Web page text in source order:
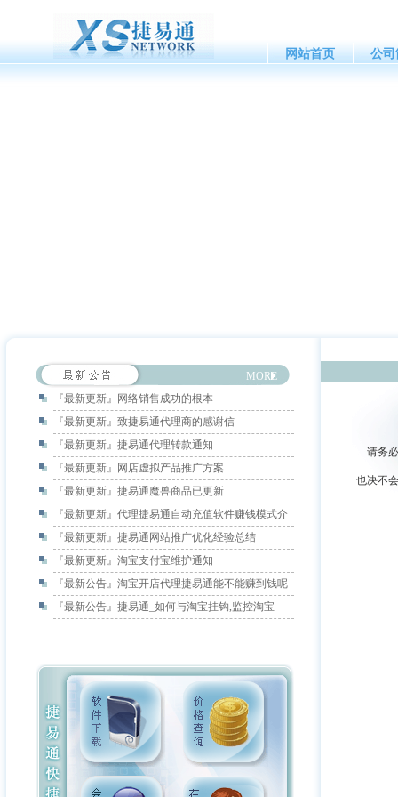
网站首页 公
MORE
『最新更新』
网络销售成功的根本
『最新更新』 致捷易通代理商的感谢信
『最新更新』 捷易通代理转款通知
『最新更新』
网店虚拟产品推广方案
『最新更新』 捷易通魔兽商品已更新
『最新更新』 代理捷易通自动充值软件赚钱模式介
『最新更新』 捷易通网站推广优化经验总结
『最新更新』 淘宝支付宝维护通知
『最新公告』 淘宝开店代理捷易通能不能赚到钱呢
『最新公告』 捷易通_如何与淘宝挂钩,监控淘宝
请务必
也决不